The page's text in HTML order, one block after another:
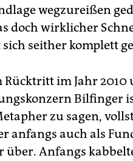
wegzureißen
doch wirklicher
seither komplett
Rücktritt im Jahr
Bilfinger
zu sagen,
anfangs auch als
über. Anfangs